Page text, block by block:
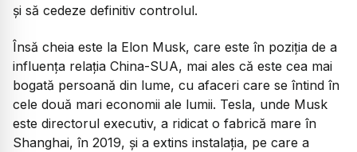
și să cedeze definitiv controlul.
Însă cheia este la Elon Musk, care este în poziția de a
influența relația China-SUA, mai ales că este cea mai
bogată persoană din lume, cu afaceri care se întind în
cele două mari economii ale lumii. Tesla, unde Musk
este directorul executiv, a ridicat o fabrică mare în
Shanghai, în 2019, și a extins instalația, pe care a